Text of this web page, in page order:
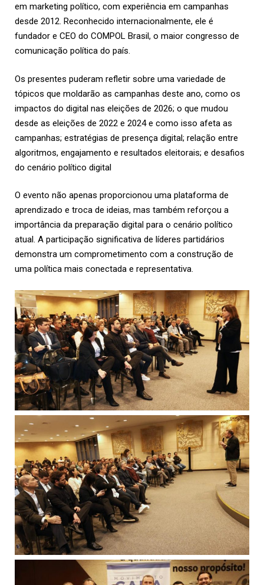
em marketing político, com experiência em campanhas
desde 2012. Reconhecido internacionalmente, ele é
fundador e CEO do COMPOL Brasil, o maior congresso de
comunicação política do país.
Os presentes puderam refletir sobre uma variedade de
tópicos que moldarão as campanhas deste ano, como os
impactos do digital nas eleições de 2026; o que mudou
desde as eleições de 2022 e 2024 e como isso afeta as
campanhas; estratégias de presença digital; relação entre
algoritmos, engajamento e resultados eleitorais; e desafios
do cenário político digital
O evento não apenas proporcionou uma plataforma de
aprendizado e troca de ideias, mas também reforçou a
importância da preparação digital para o cenário político
atual. A participação significativa de líderes partidários
demonstra um comprometimento com a construção de
uma política mais conectada e representativa.